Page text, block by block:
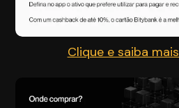
Clique e saiba